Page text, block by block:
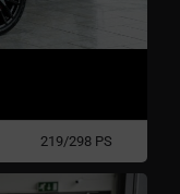
219/298 PS